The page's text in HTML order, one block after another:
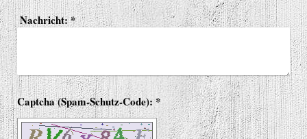
Nachricht:*
Captcha (Spam-Schutz-Code): *